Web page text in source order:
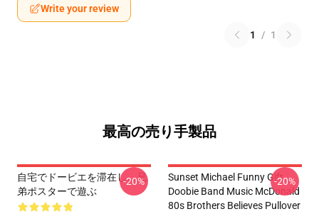
Write your review
1 / 1
最高の売り手製品
自宅でドービエを滞在し、兄
弟ポスターで遊ぶ
-20%
Sunset Michael Funny Gift
Doobie Band Music McDonald
80s Brothers Believes Pullover
-20%